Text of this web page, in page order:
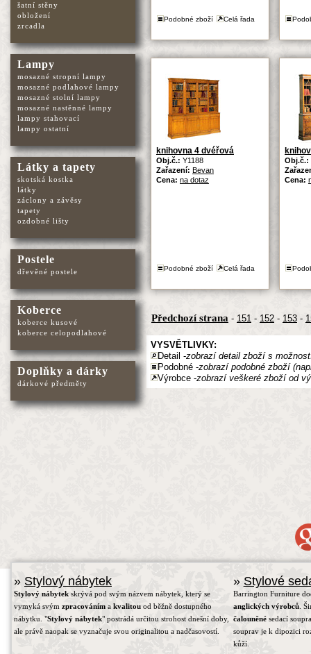
Podobné zboží Celá řada
knihovna 4 dvéřová
Obj.č.: Y1188
Zařazení: Bevan
Cena: na dotaz
Podobné zboží Celá řada
Obj.č.:
Cena:
Předchozí strana- 151- 152- 153-
VYSVĚTLIVKY:
Detail -zobrazí detail zboží s
Podobné -zobrazí podobné zboží
Výrobce -zobrazí veškeré zboží od
šatní stěny
obložení
zrcadla
Lampy
mosazné stropní lampy
mosazné podlahové lampy
mosazné stolní lampy
mosazné nastěnné lampy
lampy stahovací
lampy ostatní
Látky a tapety
skotská kostka
látky
záclony a závěsy
tapety
ozdobné lišty
Postele
dřevěné postele
Koberce
koberce kusové
koberce celopodlahové
Doplňky a dárky
dárkové předměty
» Stylový nábytek
Stylový nábytek skrývá pod svým názvem nábytek, který se
vymyká svým zpracováním a kvalitou od běžně dostupného
nábytku. "Stylový nábytek" postrádá určitou strohost dnešní doby,
ale právě naopak se vyznačuje svou originalitou a nadčasovostí.
» Stylové
Barrington Furniture
anglických výrobců.
čalouněnésedací
souprav je k dipozici
kůží.